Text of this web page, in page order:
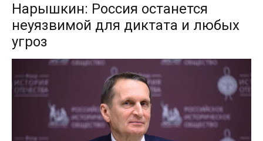
Нарышкин: Россия останется
неуязвимой для диктата и любых
угроз